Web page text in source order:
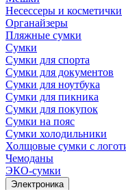
Несессеры и косметички
Органайзеры
Пляжные сумки
Сумки
Сумки для спорта
Сумки для документов
Сумки для ноутбука
Сумки для пикника
Сумки для покупок
Сумки на пояс
Сумки холодильники
Холщовые сумки с
Чемоданы
ЭКО-сумки
Электроника